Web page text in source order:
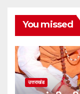
You missed
उत्तराखंड